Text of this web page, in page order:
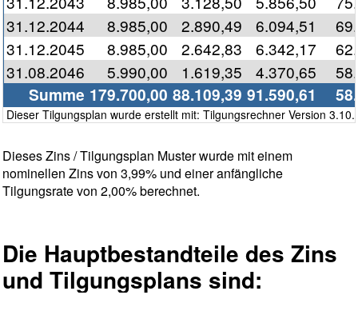
31.12.2044
8.985,00 2.890,49 6.094,51
31.12.2045
8.985,00 2.642,83 6.342,17
31.08.2046
5.990,00 1.619,35 4.370,65
Summe 179.700,00 88.109,39 91.590,61
Dieser Tilgungsplan wurde erstellt mit: Tilgungsrechner Version 3.10.
Dieses Zins / Tilgungsplan Muster wurde mit einem
nominellen Zins von 3,99% und einer anfängliche
Tilgungsrate von 2,00% berechnet.
Die Hauptbestandteile des Zins
und Tilgungsplans sind: